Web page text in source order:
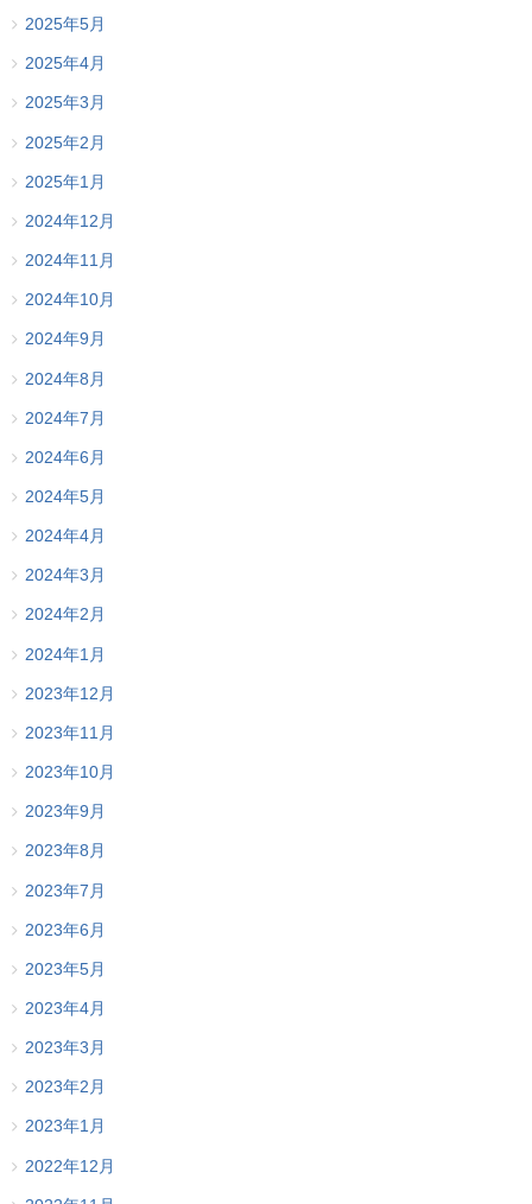
2025年5月
2025年4月
2025年3月
2025年2月
2025年1月
2024年12月
2024年11月
2024年10月
2024年9月
2024年8月
2024年7月
2024年6月
2024年5月
2024年4月
2024年3月
2024年2月
2024年1月
2023年12月
2023年11月
2023年10月
2023年9月
2023年8月
2023年7月
2023年6月
2023年5月
2023年4月
2023年3月
2023年2月
2023年1月
2022年12月